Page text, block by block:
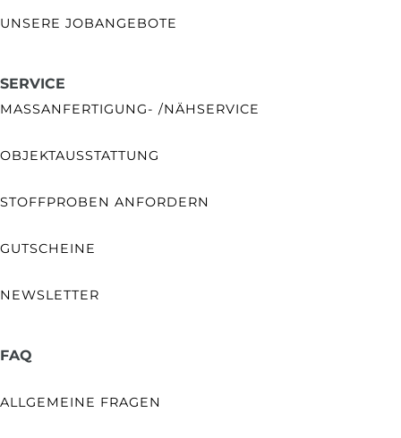
UNSERE JOBANGEBOTE
SERVICE
MASSANFERTIGUNG- /NÄHSERVICE
OBJEKTAUSSTATTUNG
STOFFPROBEN ANFORDERN
GUTSCHEINE
NEWSLETTER
FAQ
ALLGEMEINE FRAGEN